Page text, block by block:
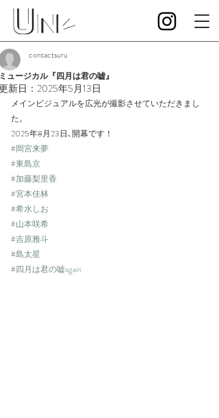
ュージカル『四月は君の嘘』
contactsuru
新日： 2025年5月13日
メインビジュアルを広光が撮影させていただきまし
た。
2025年8月23日､開幕です！
#岡宮来夢
#東島京
#加藤梨里香
#宮本佳林
#希水しお
#山本咲希
#吉原雅斗
#島太星
#四月は君の嘘again